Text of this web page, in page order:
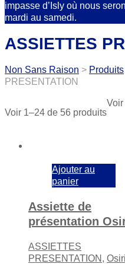
impasse d’Isly où nous
mardi au samedi.
ASSIETTES
Non Sans Raison > Produits
PRESENTATION
Voir 1–24 de 56 produits
Voir
Ajouter au
panier
Assiette de
présentation
ASSIETTES
PRESENTATION ,